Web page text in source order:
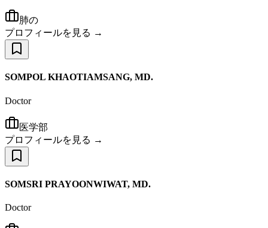
肺の
プロフィールを見る →
SOMPOL KHAOTIAMSANG, MD.
Doctor
医学部
プロフィールを見る →
SOMSRI PRAYOONWIWAT, MD.
Doctor